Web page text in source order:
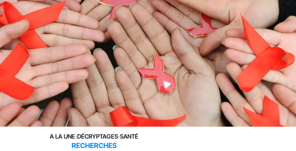
A LA UNE›DÉCRYPTAGES›SANTÉ
RECHERCHES